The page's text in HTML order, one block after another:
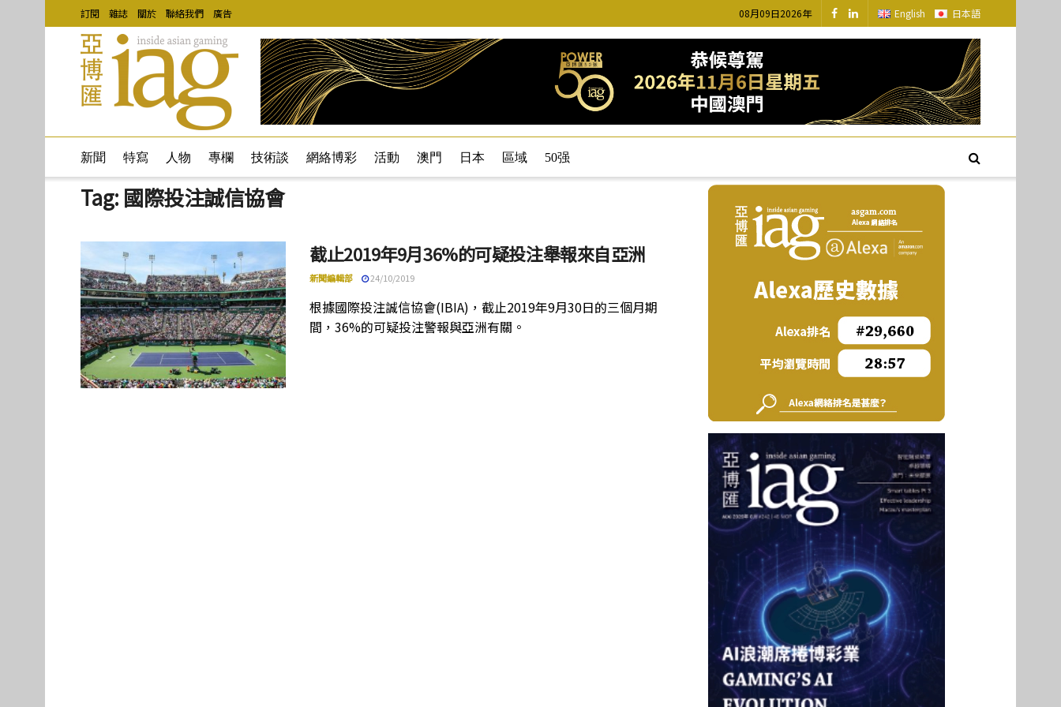
訂閱 雜誌 關於 聯絡我們 廣告 08月09日2026年 English 日本語
新聞 特寫 人物 專欄 技術談 網絡博彩 活動 澳門 日本 區域 50强
Tag: 國際投注誠信協會
截止2019年9月36%的可疑投注舉報來自亞洲
新聞編輯部 24/10/2019
根據國際投注誠信協會(IBIA)，截止2019年9月30日的三個月期
間，36%的可疑投注警報與亞洲有關。